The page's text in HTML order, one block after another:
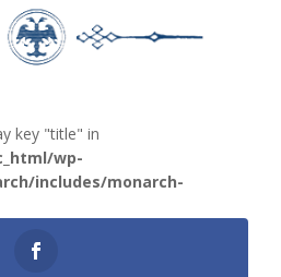
key "title" in
wp-
includes/monarch-